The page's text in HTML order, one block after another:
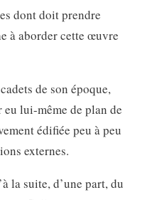
dont doit prendre
à aborder cette œuvre
de son époque,
eu lui-même de plan de
édifiée peu à peu
externes.
suite, d’une part, du